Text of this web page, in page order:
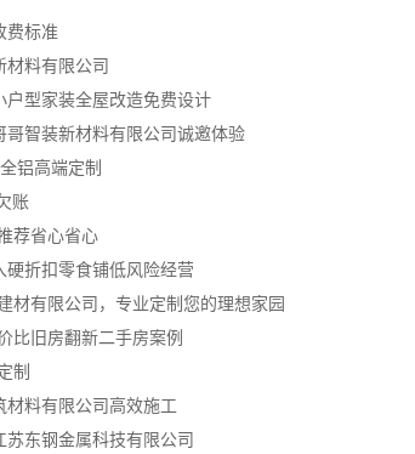
费标准
材料有限公司
型家装全屋改造免费设计
智装新材料有限公司诚邀体验
铝高端定制
账
荐省心省心
折扣零食铺低风险经营
材有限公司，专业定制您的理想家园
比旧房翻新二手房案例
制
材料有限公司高效施工
东钢金属科技有限公司